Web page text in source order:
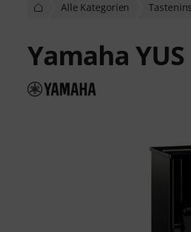
Alle Kategorien
Yamaha